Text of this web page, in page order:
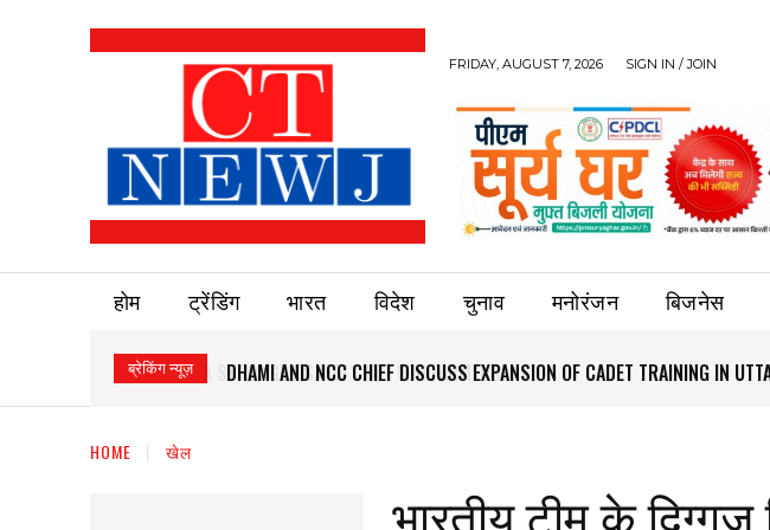
FRIDAY, AUGUST 7, 2026 SIGN IN / JOIN
होम ट्रेंडिंग भारत विदेश चुनाव मनोरंजन बिजनेस
ब्रेकिंग न्यूज़ DHAMI AND NCC CHIEF DISCUSS EXPANSION OF CADET TRAINING IN
HOME खेल
भारतीय टीम के